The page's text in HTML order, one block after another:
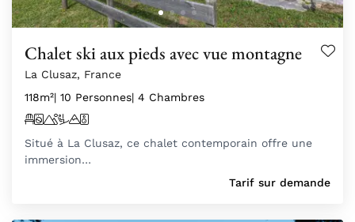
Chalet ski aux pieds avec vue montagne
La Clusaz, France
118m²| 10 Personnes| 4 Chambres
Situé à La Clusaz, ce chalet contemporain offre une
immersion…
Tarif sur demande